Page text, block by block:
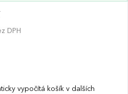
DPH
vypočítá košík v dalších